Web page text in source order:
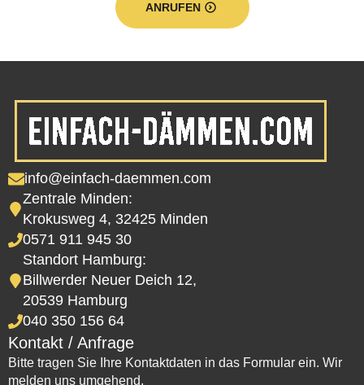
ANRUFEN
info@einfach-daemmen.com
Zentrale Minden:
Krokusweg 4, 32425 Minden
0571 911 945 30
Standort Hamburg:
Billwerder Neuer Deich 12,
20539 Hamburg
040 350 156 64
Kontakt / Anfrage
Bitte tragen Sie Ihre Kontaktdaten in das Formular ein. Wir
melden uns umgehend.